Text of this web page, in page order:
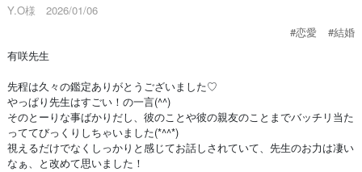
Y.O様 2026/01/06
#恋愛
#結婚
有咲先生
先程は久々の鑑定ありがとうございました♡
やっぱり先生はすごい！の一言(^^)
そのとーりな事ばかりだし、彼のことや彼の親友のことまでバッチリ当た
っててびっくりしちゃいました(*^^*)
視えるだけでなくしっかりと感じてお話しされていて、先生のお力は凄い
なぁ、と改めて思いました！